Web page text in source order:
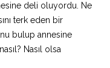
deli oluyordu. Ne
terk eden bir
bulup annesine
Nasıl olsa